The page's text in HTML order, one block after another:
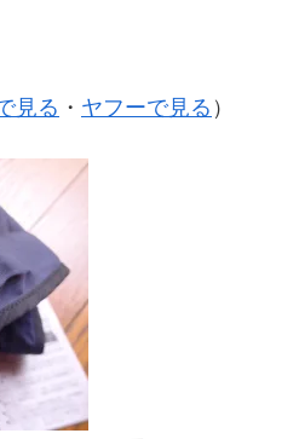
見る ・ ヤフーで見る ）